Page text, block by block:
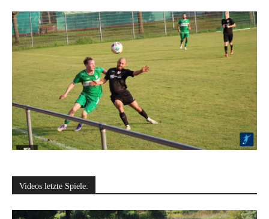
Videos letzte Spiele: